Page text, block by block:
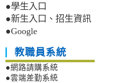
●學生入口
●新生入口、招生資訊
●Google
教職員系統
●網路請購系統
●雲端差勤系統